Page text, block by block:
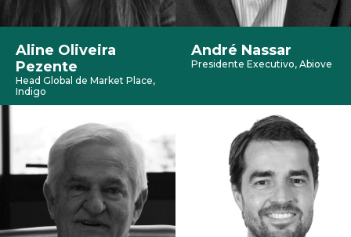
Aline Oliveira
Pezente
Head Global de Market Place,
Indigo
André Nassar
Presidente Executivo, Abiove